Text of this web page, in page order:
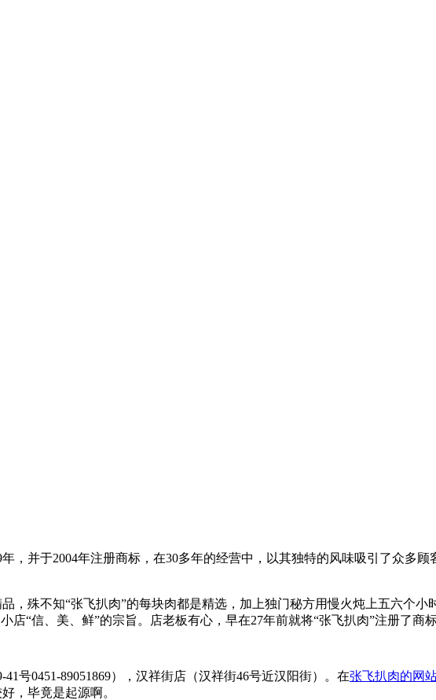
，并于2004年注册商标，在30多年的经营中，以其独特的风味吸引了众多顾
，殊不知“张飞扒肉”的每块肉都是精选，加上独门秘方用慢火炖上五六个
店“信、美、鲜”的宗旨。店老板有心，早在27年前就将“张飞扒肉”注册了
号0451-89051869）‎，汉祥街店（汉祥街46号近汉阳街）。在张飞扒肉的网
，毕竟是起源啊。